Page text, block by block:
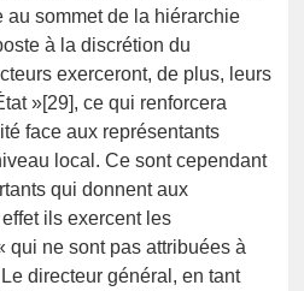
au sommet de la hiérarchie
à la discrétion du
exerceront, de plus, leurs
»[29], ce qui renforcera
face aux représentants
local. Ce sont cependant
qui donnent aux
ils exercent les
qui ne sont pas attribuées à
directeur général, en tant